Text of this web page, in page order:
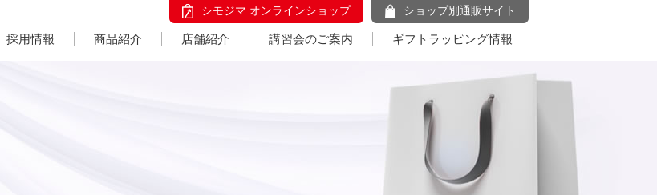
シモジマ オンラインショップ ショップ別通販サイト
採用情報 商品紹介 店舗紹介 講習会のご案内 ギフトラッピング情報